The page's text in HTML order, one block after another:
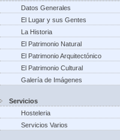
Datos Generales
El Lugar y sus Gentes
La Historia
El Patrimonio Natural
El Patrimonio Arquitectónico
El Patrimonio Cultural
Galería de Imágenes
Servicios
Hosteleria
Servicios Varios